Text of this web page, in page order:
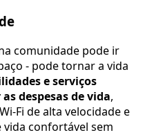
comunidade pode ir
- pode tornar a vida
e serviços
despesas de vida,
Fi de alta velocidade e
confortável sem